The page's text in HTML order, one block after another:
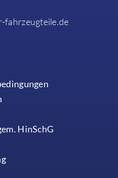
fahrzeugteile.de
HinSchG